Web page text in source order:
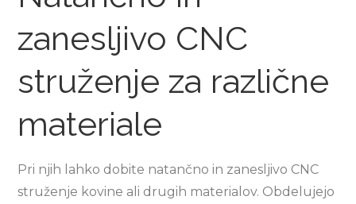
zanesljivo CNC
struženje za različne
materiale
Pri njih lahko dobite natančno in zanesljivo CNC
struženje kovine ali drugih materialov. Obdelujejo